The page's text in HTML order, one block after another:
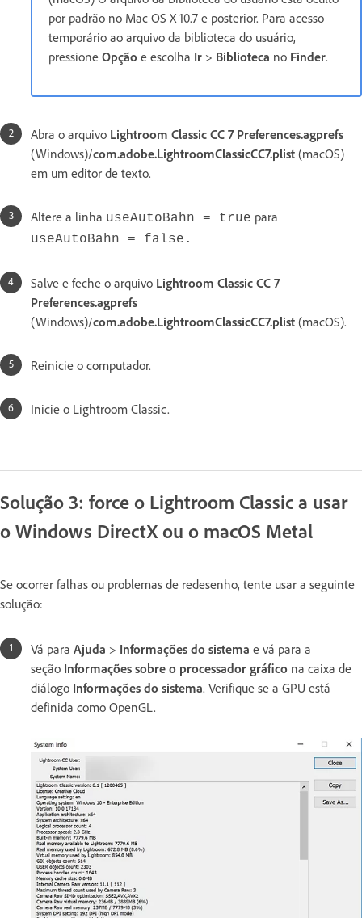
por padrão no Mac OS X 10.7 e posterior. Para acesso
temporário ao arquivo da biblioteca do usuário,
pressione Opção e escolha Ir > Biblioteca no Finder.
Abra o arquivo Lightroom Classic CC 7 Preferences.agprefs
(Windows)/com.adobe.LightroomClassicCC7.plist (macOS)
em um editor de texto.
Altere a linha useAutoBahn = true para
useAutoBahn = false.
Salve e feche o arquivo Lightroom Classic CC 7
Preferences.agprefs
(Windows)/com.adobe.LightroomClassicCC7.plist (macOS).
Reinicie o computador.
Inicie o Lightroom Classic.
Solução 3: force o Lightroom Classic a usar
o Windows DirectX ou o macOS Metal
Se ocorrer falhas ou problemas de redesenho, tente usar a seguinte
solução:
Vá para Ajuda > Informações do sistema e vá para a
seção Informações sobre o processador gráfico na caixa de
diálogo Informações do sistema. Verifique se a GPU está
definida como OpenGL.